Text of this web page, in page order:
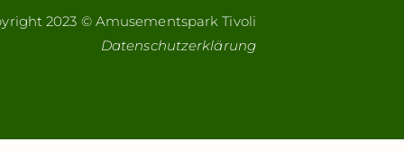
2023 © Amusementspark Tivoli
Datenschutzerklärung